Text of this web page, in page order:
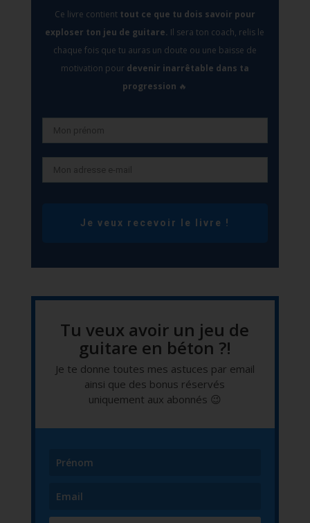
Ce livre contienttout ce que tu dois savoir pour
exploser ton jeu de guitare. Il sera ton coach, relis le
chaque fois que tu auras un doute ou une baisse de
motivation pour devenir inarrêtable dans ta
progression 🔥
Je veux recevoir le livre !
Tu veux avoir un jeu de
guitare en béton ?!
Je te donne toutes mes astuces par email
ainsi que des bonus réservés
uniquement aux abonnés 😉